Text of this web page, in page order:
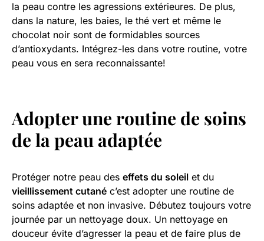
la peau contre les agressions extérieures. De plus,
dans la nature, les baies, le thé vert et même le
chocolat noir sont de formidables sources
d’antioxydants. Intégrez-les dans votre routine, votre
peau vous en sera reconnaissante!
Adopter une routine de soins
de la peau adaptée
Protéger notre peau des effets du soleil et du
vieillissement cutané c’est adopter une routine de
soins adaptée et non invasive. Débutez toujours votre
journée par un nettoyage doux. Un nettoyage en
douceur évite d’agresser la peau et de faire plus de